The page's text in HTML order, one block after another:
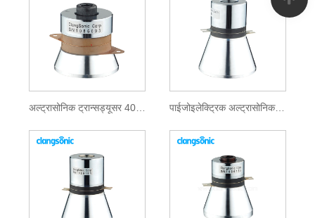
अल्ट्रासोनिक ट्रान्सड्यूसर 40khz पाईजोइलेक्ट्रिक अल्ट्रासोनिक ट्रान्सड्यूसर